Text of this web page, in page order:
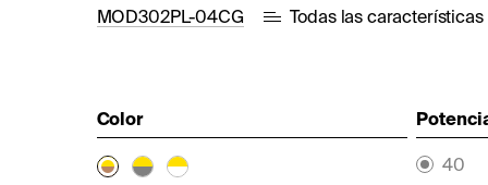
MOD302PL-04CG Todas las características
Color
40